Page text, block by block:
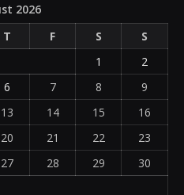
2026
T F S
S
1
2
6 7 8
9
13 14 15
16
20 21 22
23
27 28 29
30